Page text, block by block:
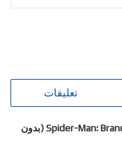
تعليقات
مراجعة فلم Spider-Man: Brand New Day (بدون